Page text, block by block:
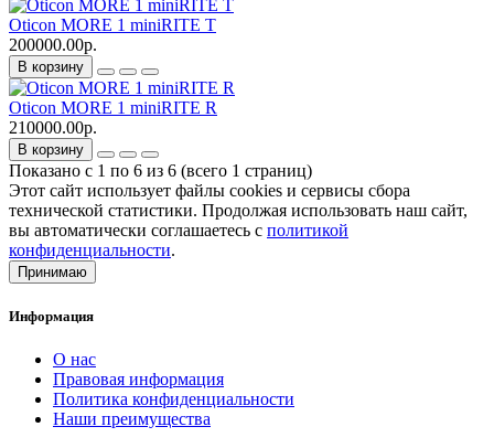
Oticon MORE 1 miniRITE T
200000.00р.
В корзину
Oticon MORE 1 miniRITE R
210000.00р.
В корзину
Показано с 1 по 6 из 6 (всего 1 страниц)
Этот сайт использует файлы cookies и сервисы сбора
технической статистики. Продолжая использовать наш сайт,
вы автоматически соглашаетесь с политикой
конфиденциальности.
Принимаю
Информация
О нас
Правовая информация
Политика конфиденциальности
Наши преимущества